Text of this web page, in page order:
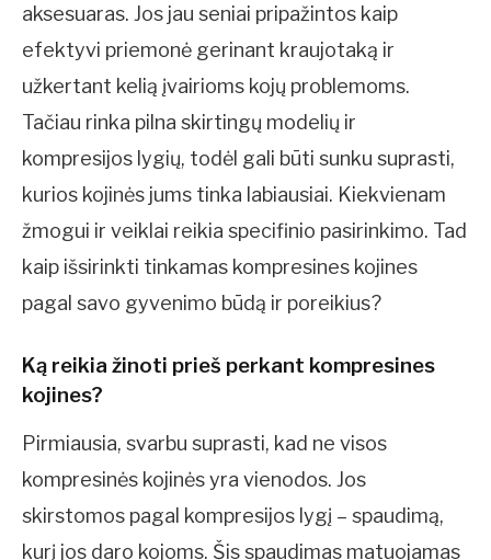
aksesuaras. Jos jau seniai pripažintos kaip
efektyvi priemonė gerinant kraujotaką ir
užkertant kelią įvairioms kojų problemoms.
Tačiau rinka pilna skirtingų modelių ir
kompresijos lygių, todėl gali būti sunku suprasti,
kurios kojinės jums tinka labiausiai. Kiekvienam
žmogui ir veiklai reikia specifinio pasirinkimo. Tad
kaip išsirinkti tinkamas kompresines kojines
pagal savo gyvenimo būdą ir poreikius?
Ką reikia žinoti prieš perkant kompresines
kojines?
Pirmiausia, svarbu suprasti, kad ne visos
kompresinės kojinės yra vienodos. Jos
skirstomos pagal kompresijos lygį – spaudimą,
kurį jos daro kojoms. Šis spaudimas matuojamas